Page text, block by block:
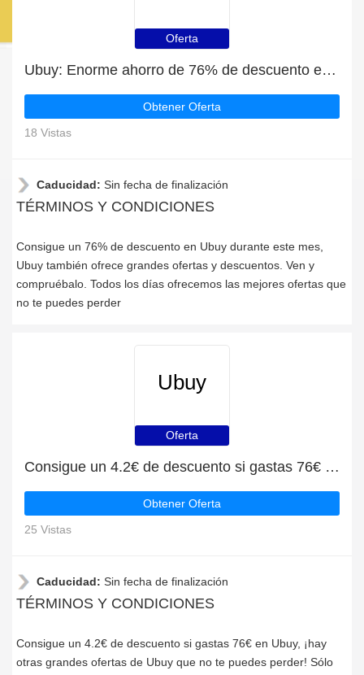
Oferta
Ubuy: Enorme ahorro de 76% de descuento en toda la web sólo durante este mes
Obtener Oferta
18 Vistas
Caducidad: Sin fecha de finalización
TÉRMINOS Y CONDICIONES
Consigue un 76% de descuento en Ubuy durante este mes,
Ubuy también ofrece grandes ofertas y descuentos. Ven y
compruébalo. Todos los días ofrecemos las mejores ofertas que
no te puedes perder
Ubuy
Oferta
Consigue un 4.2€ de descuento si gastas 76€ en Ubuy
Obtener Oferta
25 Vistas
Caducidad: Sin fecha de finalización
TÉRMINOS Y CONDICIONES
Consigue un 4.2€ de descuento si gastas 76€ en Ubuy, ¡hay
otras grandes ofertas de Ubuy que no te puedes perder! Sólo